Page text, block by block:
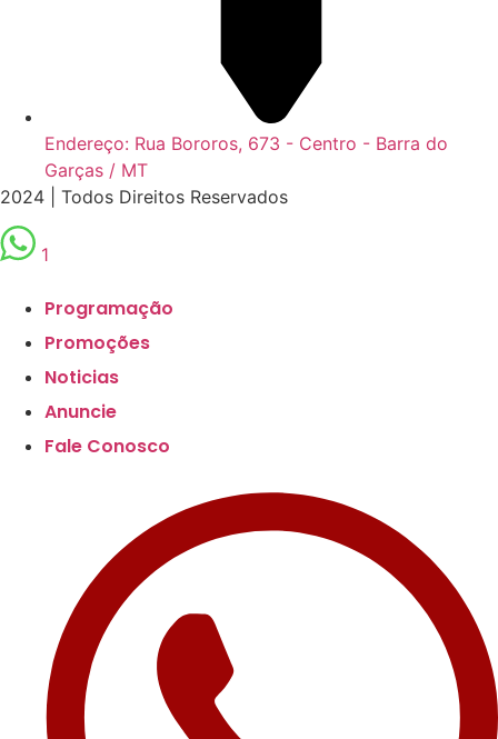
Endereço: Rua Bororos, 673 - Centro - Barra do
Garças / MT
2024 | Todos Direitos Reservados
1
Programação
Promoções
Noticias
Anuncie
Fale Conosco